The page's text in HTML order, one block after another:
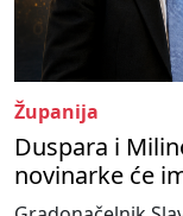
Županija
Duspara i
novinarke će